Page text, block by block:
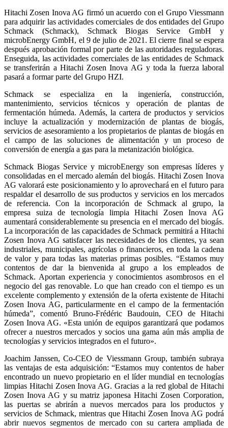
Hitachi Zosen Inova AG firmó un acuerdo con el Grupo Viessmann
para adquirir las actividades comerciales de dos entidades del Grupo
Schmack (Schmack), Schmack Biogas Service GmbH y
microbEnergy GmbH, el 9 de julio de 2021. El cierre final se espera
después aprobación formal por parte de las autoridades reguladoras.
Enseguida, las actividades comerciales de las entidades de Schmack
se transferirán a Hitachi Zosen Inova AG y toda la fuerza laboral
pasará a formar parte del Grupo HZI.
Schmack se especializa en la ingeniería, construcción,
mantenimiento, servicios técnicos y operación de plantas de
fermentación húmeda. Además, la cartera de productos y servicios
incluye la actualización y modernización de plantas de biogás,
servicios de asesoramiento a los propietarios de plantas de biogás en
el campo de las soluciones de alimentación y un proceso de
conversión de energía a gas para la metanización biológica.
Schmack Biogas Service y microbEnergy son empresas líderes y
consolidadas en el mercado alemán del biogás. Hitachi Zosen Inova
AG valorará este posicionamiento y lo aprovechará en el futuro para
respaldar el desarrollo de sus productos y servicios en los mercados
de referencia. Con la incorporación de Schmack al grupo, la
empresa suiza de tecnología limpia Hitachi Zosen Inova AG
aumentará considerablemente su presencia en el mercado del biogás.
La incorporación de las capacidades de Schmack permitirá a Hitachi
Zosen Inova AG satisfacer las necesidades de los clientes, ya sean
industriales, municipales, agrícolas o financieros, en toda la cadena
de valor y para todas las materias primas posibles. “Estamos muy
contentos de dar la bienvenida al grupo a los empleados de
Schmack. Aportan experiencia y conocimientos asombrosos en el
negocio del gas renovable. Lo que han creado con el tiempo es un
excelente complemento y extensión de la oferta existente de Hitachi
Zosen Inova AG, particularmente en el campo de la fermentación
húmeda”, comentó Bruno-Frédéric Baudouin, CEO de Hitachi
Zosen Inova AG. «Esta unión de equipos garantizará que podamos
ofrecer a nuestros mercados y socios una gama aún más amplia de
tecnologías y servicios integrados en el futuro».
Joachim Janssen, Co-CEO de Viessmann Group, también subraya
las ventajas de esta adquisición: “Estamos muy contentos de haber
encontrado un nuevo propietario en el líder mundial en tecnologías
limpias Hitachi Zosen Inova AG. Gracias a la red global de Hitachi
Zosen Inova AG y su matriz japonesa Hitachi Zosen Corporation,
las puertas se abrirán a nuevos mercados para los productos y
servicios de Schmack, mientras que Hitachi Zosen Inova AG podrá
abrir nuevos segmentos de mercado con su cartera ampliada de